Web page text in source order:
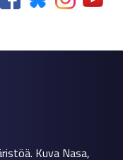
Kuva Nasa,